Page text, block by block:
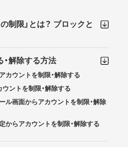
制限」とは？ ブロックと
解除する方法
カウントを制限・解除する
ントを制限・解除する
ル画面からアカウントを制限・解除
からアカウントを制限・解除する